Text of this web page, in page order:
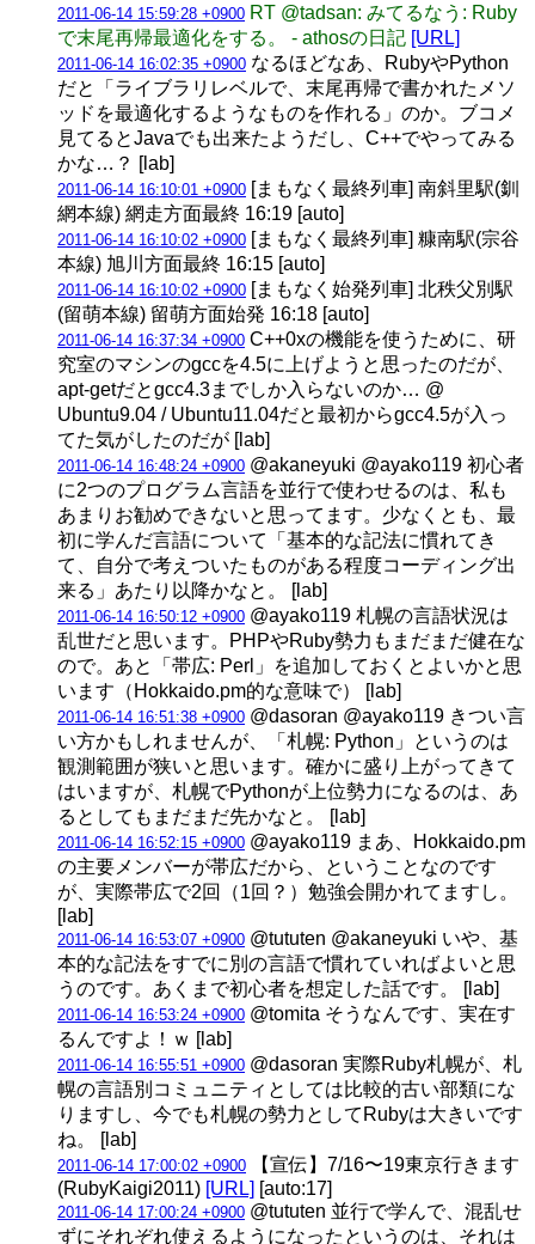
2011-06-14 15:59:28 +0900 RT @tadsan: みてるなう: Ruby
で末尾再帰最適化をする。 - athosの日記 [URL]
2011-06-14 16:02:35 +0900 なるほどなあ、RubyやPython
だと「ライブラリレベルで、末尾再帰で書かれたメソ
ッドを最適化するようなものを作れる」のか。ブコメ
見てるとJavaでも出来たようだし、C++でやってみる
かな…？ [lab]
2011-06-14 16:10:01 +0900 [まもなく最終列車] 南斜里駅(釧
網本線) 網走方面最終 16:19 [auto]
2011-06-14 16:10:02 +0900 [まもなく最終列車] 糠南駅(宗谷
本線) 旭川方面最終 16:15 [auto]
2011-06-14 16:10:02 +0900 [まもなく始発列車] 北秩父別駅
(留萌本線) 留萌方面始発 16:18 [auto]
2011-06-14 16:37:34 +0900 C++0xの機能を使うために、研
究室のマシンのgccを4.5に上げようと思ったのだが、
apt-getだとgcc4.3までしか入らないのか… @
Ubuntu9.04 / Ubuntu11.04だと最初からgcc4.5が入っ
てた気がしたのだが [lab]
2011-06-14 16:48:24 +0900 @akaneyuki @ayako119 初心者
に2つのプログラム言語を並行で使わせるのは、私も
あまりお勧めできないと思ってます。少なくとも、最
初に学んだ言語について「基本的な記法に慣れてき
て、自分で考えついたものがある程度コーディング出
来る」あたり以降かなと。 [lab]
2011-06-14 16:50:12 +0900 @ayako119 札幌の言語状況は
乱世だと思います。PHPやRuby勢力もまだまだ健在な
ので。あと「帯広: Perl」を追加しておくとよいかと思
います（Hokkaido.pm的な意味で） [lab]
2011-06-14 16:51:38 +0900 @dasoran @ayako119 きつい言
い方かもしれませんが、「札幌: Python」というのは
観測範囲が狭いと思います。確かに盛り上がってきて
はいますが、札幌でPythonが上位勢力になるのは、あ
るとしてもまだまだ先かなと。 [lab]
2011-06-14 16:52:15 +0900 @ayako119 まあ、Hokkaido.pm
の主要メンバーが帯広だから、ということなのです
が、実際帯広で2回（1回？）勉強会開かれてますし。
[lab]
2011-06-14 16:53:07 +0900 @tututen @akaneyuki いや、基
本的な記法をすでに別の言語で慣れていればよいと思
うのです。あくまで初心者を想定した話です。 [lab]
2011-06-14 16:53:24 +0900 @tomita そうなんです、実在す
るんですよ！ｗ [lab]
2011-06-14 16:55:51 +0900 @dasoran 実際Ruby札幌が、札
幌の言語別コミュニティとしては比較的古い部類にな
りますし、今でも札幌の勢力としてRubyは大きいです
ね。 [lab]
2011-06-14 17:00:02 +0900 【宣伝】7/16〜19東京行きます
(RubyKaigi2011) [URL] [auto:17]
2011-06-14 17:00:24 +0900 @tututen 並行で学んで、混乱せ
ずにそれぞれ使えるようになったというのは、それは